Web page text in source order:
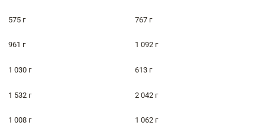
575 г 767 г
961 г 1 092 г
1 030 г 613 г
1 532 г 2 042 г
1 008 г 1 062 г